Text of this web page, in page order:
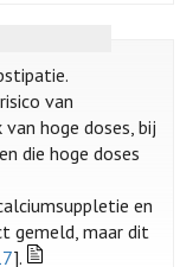
van
hoge doses, bij
die hoge doses
en
gemeld, maar dit
].